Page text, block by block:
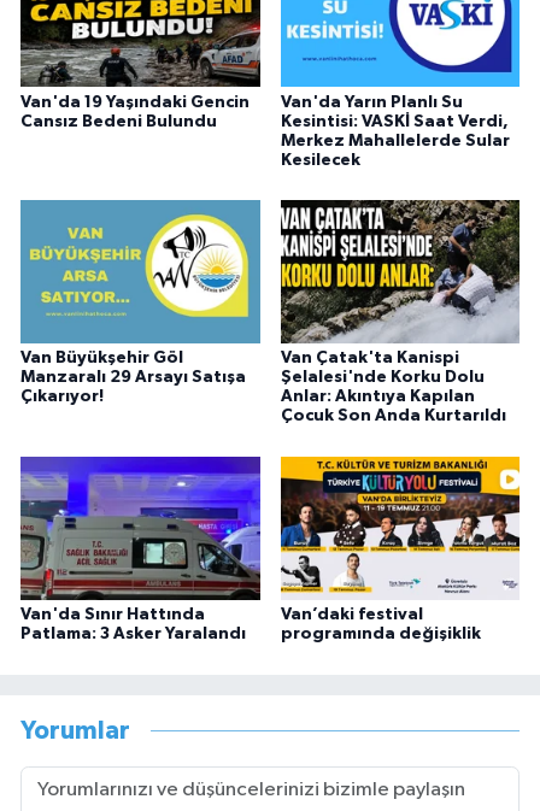
Van'da 19 Yaşındaki Gencin
Cansız Bedeni Bulundu
Van'da Yarın Planlı Su
Kesintisi: VASKİ Saat Verdi,
Merkez Mahallelerde Sular
Kesilecek
Van Büyükşehir Göl
Manzaralı 29 Arsayı Satışa
Çıkarıyor!
Van Çatak'ta Kanispi
Şelalesi'nde Korku Dolu
Anlar: Akıntıya Kapılan
Çocuk Son Anda Kurtarıldı
Van'da Sınır Hattında
Patlama: 3 Asker Yaralandı
Van’daki festival
programında değişiklik
Yorumlar